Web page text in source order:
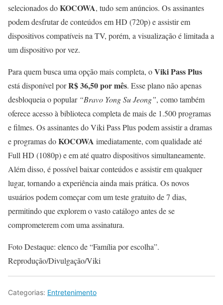
selecionados doKOCOWA, tudo sem anúncios. Os assinantes
podem desfrutar de conteúdos em HD (720p) e assistir em
dispositivos compatíveis na TV, porém, a visualização é limitada a
um dispositivo por vez.
Para quem busca uma opção mais completa, oViki Pass Plus
está disponível porR$ 36,50 por mês. Esse plano não apenas
desbloqueia o popular “Bravo Yong Su Jeong”, como também
oferece acesso à biblioteca completa de mais de 1.500 programas
e filmes. Os assinantes do Viki Pass Plus podem assistir a dramas
e programas doKOCOWA imediatamente, com qualidade até
Full HD (1080p) e em até quatro dispositivos simultaneamente.
Além disso, é possível baixar conteúdos e assistir em qualquer
lugar, tornando a experiência ainda mais prática. Os novos
usuários podem começar com um teste gratuito de 7 dias,
permitindo que explorem o vasto catálogo antes de se
comprometerem com uma assinatura.
Foto Destaque: elenco de “Família por escolha”.
Reprodução/Divulgação/Viki
Categorias: Entretenimento